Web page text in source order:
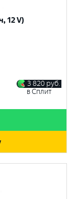
12 V)
3 820 руб.
в Сплит